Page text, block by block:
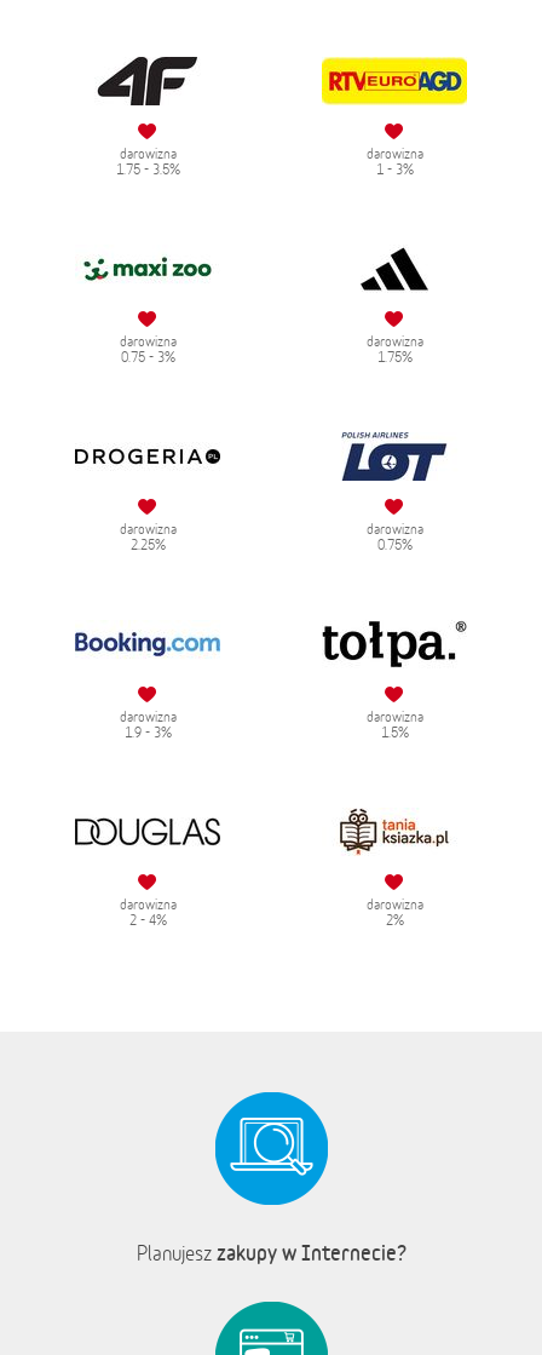
darowizna
1.75 - 3.5%
darowizna
1 - 3%
darowizna
0.75 - 3%
darowizna
1.75%
darowizna
2.25%
darowizna
0.75%
darowizna
1.9 - 3%
darowizna
1.5%
darowizna
2 - 4%
darowizna
2%
Planujesz zakupy w Internecie?